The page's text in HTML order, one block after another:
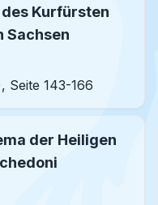
Kurfürsten
Sachsen
Seite 143-166
der Heiligen